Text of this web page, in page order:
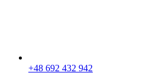
+48 692 432 942